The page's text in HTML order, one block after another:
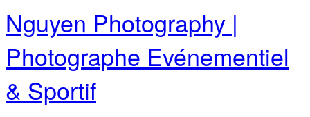
Nguyen Photography |
Photographe Evénementiel
& Sportif